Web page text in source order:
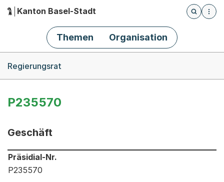
Hauptnavigation
Kanton Basel-Stadt
Öffnet
Themen Organisation
Regierungsrat
P235570
Geschäft
Informationen zum Ausgewählten Geschäft
Präsidial-Nr.
P235570